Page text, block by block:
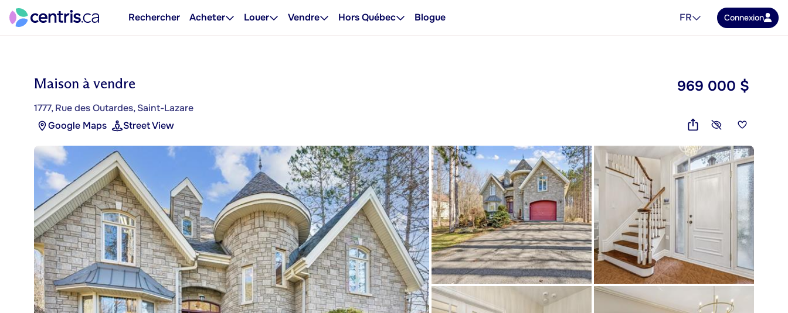
Rechercher Acheter Louer Vendre Hors Québec Blogue FR Connexion
Maison à vendre
1777, Rue des Outardes, Saint-Lazare
Google Maps
Street View
969 000 $